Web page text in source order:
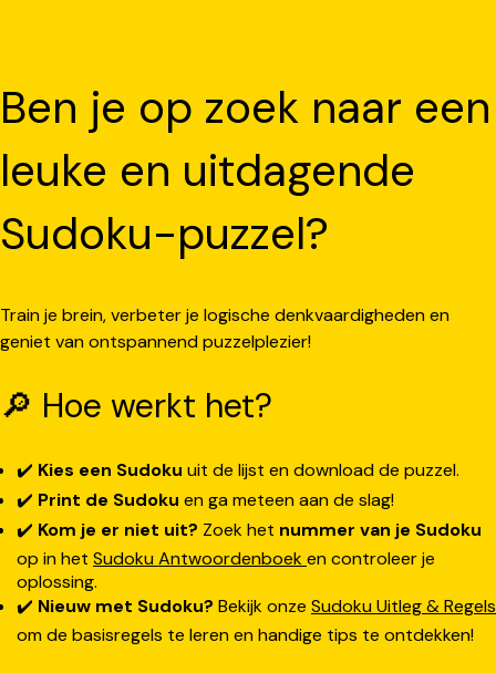
Ben je op zoek naar een
leuke en uitdagende
Sudoku-puzzel?
Train je brein, verbeter je logische denkvaardigheden en
geniet van ontspannend puzzelplezier!
🔎 Hoe werkt het?
✔️ Kies een Sudoku uit de lijst en download de puzzel.
✔️ Print de Sudoku en ga meteen aan de slag!
✔️ Kom je er niet uit? Zoek het nummer van je Sudoku
op in het Sudoku Antwoordenboeken controleer je
oplossing.
✔️ Nieuw met Sudoku? Bekijk onze Sudoku Uitleg & Regels
om de basisregels te leren en handige tips te ontdekken!